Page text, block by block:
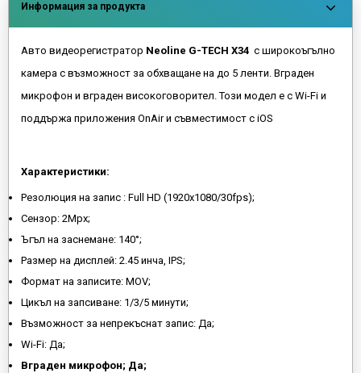
Информация за продукта
Авто видеорегистратор Neoline G-TECH X34 с широкоъгълно
камера с възможност за обхващане на до 5 ленти. Вграден
микрофон и вграден високоговорител. Този модел е с Wi-Fi и
поддържа приложения OnAir и съвместимост с iOS
Характеристики:
Резолюция на запис : Full HD (1920x1080/30fps);
Сензор: 2Mpx;
Ъгъл на заснемане: 140°;
Размер на дисплей: 2.45 инча, IPS;
Формат на записите: MOV;
Цикъл на запсиване: 1/3/5 минути;
Възможност за непрекъснат запис: Да;
Wi-Fi: Да;
Вграден микрофон; Да;